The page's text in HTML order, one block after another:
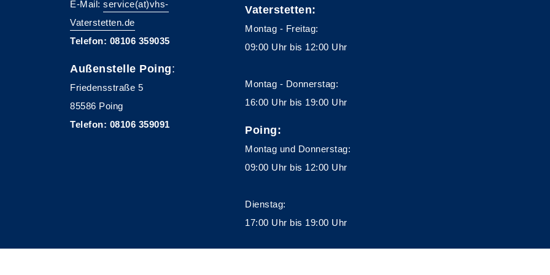
E-Mail: service(at)vhs-
Vaterstetten.de
Telefon: 08106 359035
Außenstelle Poing:
Friedensstraße 5
85586 Poing
Telefon: 08106 359091
Vaterstetten:
Montag - Freitag:
09:00 Uhr bis 12:00 Uhr
Montag - Donnerstag:
16:00 Uhr bis 19:00 Uhr
Poing:
Montag und Donnerstag:
09:00 Uhr bis 12:00 Uhr
Dienstag:
17:00 Uhr bis 19:00 Uhr